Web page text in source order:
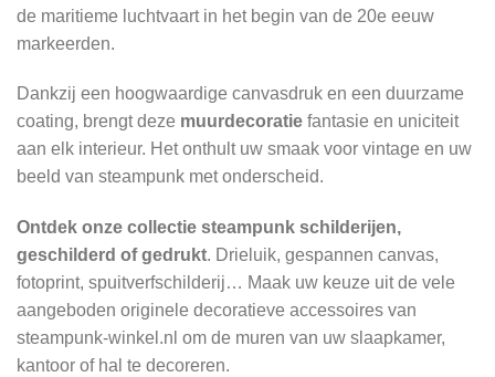
de maritieme luchtvaart in het begin van de 20e eeuw
markeerden.
Dankzij een hoogwaardige canvasdruk en een duurzame
coating, brengt deze muurdecoratie fantasie en uniciteit
aan elk interieur. Het onthult uw smaak voor vintage en uw
beeld van steampunk met onderscheid.
Ontdek onze collectie steampunk schilderijen,
geschilderd of gedrukt. Drieluik, gespannen canvas,
fotoprint, spuitverfschilderij… Maak uw keuze uit de vele
aangeboden originele decoratieve accessoires van
steampunk-winkel.nl om de muren van uw slaapkamer,
kantoor of hal te decoreren.